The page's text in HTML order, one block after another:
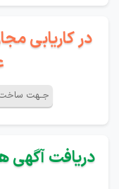
در کاریابی
جـهت ساخت
دریافت آگهی